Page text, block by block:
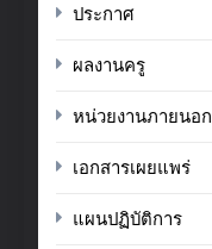
ประกาศ
ผลงานครู
หน่วยงานภายนอก
เอกสารเผยแพร่
แผนปฏิบัติการ